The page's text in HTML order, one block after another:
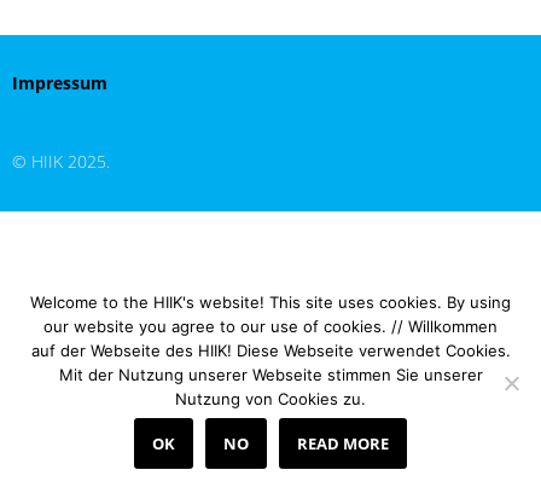
Impressum
© HIIK 2025.
Welcome to the HIIK's website! This site uses cookies. By using
our website you agree to our use of cookies. // Willkommen
auf der Webseite des HIIK! Diese Webseite verwendet Cookies.
Mit der Nutzung unserer Webseite stimmen Sie unserer
Nutzung von Cookies zu.
OK NO READ MORE